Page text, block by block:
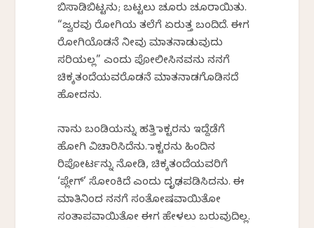
ಬಿಸಾಡಿಬಿಟ್ಟನು; ಬಟ್ಟಲು ಚೂರು ಚೂರಾಯಿತು.
“ಜ್ವರವು ರೋಗಿಯ ತಲೆಗೆ ಏರುತ್ತ ಬಂದಿದೆ. ಈಗ
ರೋಗಿಯೊಡನೆ ನೀವು ಮಾತನಾಡುವುದು
ಸರಿಯಲ್ಲ” ಎಂದು ಪೋಲೀಸಿನವನು ನನಗೆ
ಚಿಕ್ಕತಂದೆಯವರೊಡನೆ ಮಾತನಾಡಗೊಡಿಸದೆ
ಹೋದನು.
ನಾನು ಬಂಡಿಯನ್ನು ಹತ್ತಿ ಡಾಕ್ಟರನು ಇದ್ದೆಡೆಗೆ
ಹೋಗಿ ವಿಚಾರಿಸಿದೆನು. ಡಾಕ್ಟರನು ಹಿಂದಿನ
ರಿಪೋರ್ಟನ್ನು ನೋಡಿ, ಚಿಕ್ಕತಂದೆಯವರಿಗೆ
‘ಪ್ಲೇಗ್’ ಸೋಂಕಿದೆ ಎಂದು ದೃಢಪಡಿಸಿದನು. ಈ
ಮಾತಿನಿಂದ ನನಗೆ ಸಂತೋಷವಾಯಿತೋ
ಸಂತಾಪವಾಯಿತೋ ಈಗ ಹೇಳಲು ಬರುವುದಿಲ್ಲ.